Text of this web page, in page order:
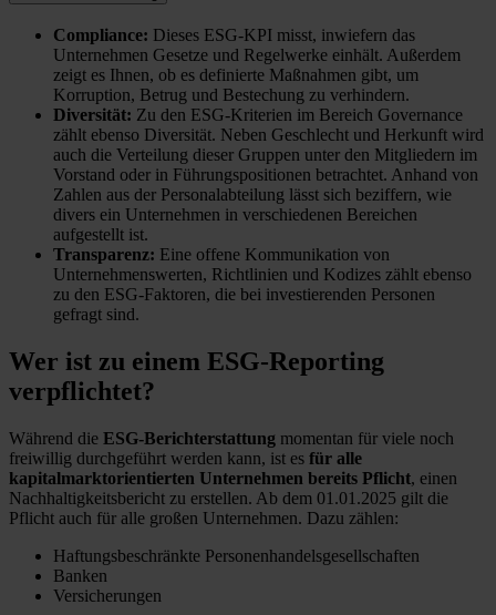
Compliance: Dieses ESG-KPI misst, inwiefern das
Unternehmen Gesetze und Regelwerke einhält. Außerdem
zeigt es Ihnen, ob es definierte Maßnahmen gibt, um
Korruption, Betrug und Bestechung zu verhindern.
Diversität: Zu den ESG-Kriterien im Bereich Governance
zählt ebenso Diversität. Neben Geschlecht und Herkunft wird
auch die Verteilung dieser Gruppen unter den Mitgliedern im
Vorstand oder in Führungspositionen betrachtet. Anhand von
Zahlen aus der Personalabteilung lässt sich beziffern, wie
divers ein Unternehmen in verschiedenen Bereichen
aufgestellt ist.
Transparenz: Eine offene Kommunikation von
Unternehmenswerten, Richtlinien und Kodizes zählt ebenso
zu den ESG-Faktoren, die bei investierenden Personen
gefragt sind.
Wer ist zu einem ESG-Reporting
verpflichtet?
Während die ESG-Berichterstattung momentan für viele noch
freiwillig durchgeführt werden kann, ist es für alle
kapitalmarktorientierten Unternehmen bereits Pflicht, einen
Nachhaltigkeitsbericht zu erstellen. Ab dem 01.01.2025 gilt die
Pflicht auch für alle großen Unternehmen. Dazu zählen:
Haftungsbeschränkte Personenhandelsgesellschaften
Banken
Versicherungen